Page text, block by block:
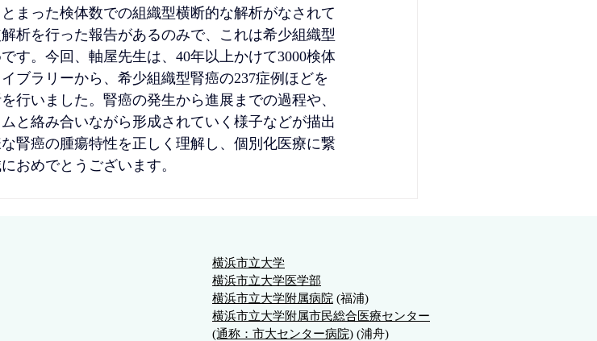
まった検体数での組織型横断的な解析がなされて
析を行った報告があるのみで、これは希少組織型
す。今回、軸屋先生は、40年以上かけて3000検体
ブラリーから、希少組織型腎癌の237症例ほどを
行いました。腎癌の発生から進展までの過程や、
と絡み合いながら形成されていく様子などが描出
腎癌の腫瘍特性を正しく理解し、個別化医療に繋
おめでとうございます。
横浜市立大学
横浜市立大学医学部
横浜市立大学附属病院 (福浦)
横浜市立大学附属市民総合医療センター
(通称：市大センター病院) (浦舟)